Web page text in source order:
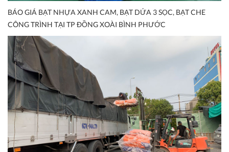
BÁO GIÁ BẠT NHỰA XANH CAM, BẠT DỨA 3 SỌC, BẠT CHE
CÔNG TRÌNH TẠI TP ĐỒNG XOÀI BÌNH PHƯỚC